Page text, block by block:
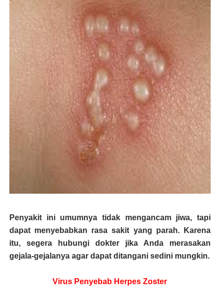
Penyakit ini umumnya tidak mengancam jiwa, tapi
dapat menyebabkan rasa sakit yang parah. Karena
itu, segera hubungi dokter jika Anda merasakan
gejala-gejalanya agar dapat ditangani sedini mungkin.
Virus Penyebab Herpes Zoster